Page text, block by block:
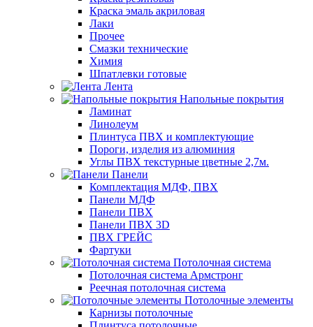
Краска эмаль акриловая
Лаки
Прочее
Смазки технические
Химия
Шпатлевки готовые
Лента
Напольные покрытия
Ламинат
Линолеум
Плинтуса ПВХ и комплектующие
Пороги, изделия из алюминия
Углы ПВХ текстурные цветные 2,7м.
Панели
Комплектация МДФ, ПВХ
Панели МДФ
Панели ПВХ
Панели ПВХ 3D
ПВХ ГРЕЙС
Фартуки
Потолочная система
Потолочная система Армстронг
Реечная потолочная система
Потолочные элементы
Карнизы потолочные